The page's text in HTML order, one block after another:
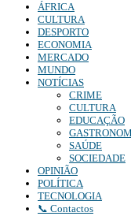
ÁFRICA
CULTURA
DESPORTO
ECONOMIA
MERCADO
MUNDO
NOTÍCIAS
CRIME
CULTURA
EDUCAÇÃO
SAÚDE
SOCIEDADE
OPINIÃO
POLÍTICA
TECNOLOGIA
📞 Contactos